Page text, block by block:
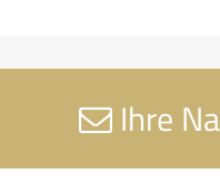
Ihre